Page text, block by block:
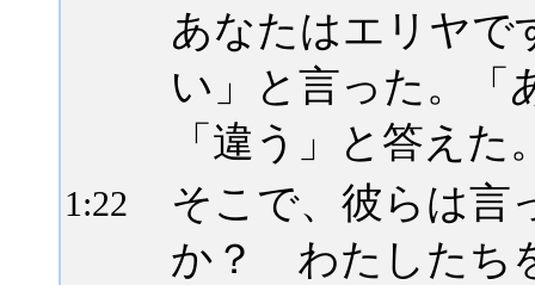
あなたはエリヤで
い」と言った。「
「違う」と答えた
1:22
そこで、彼らは言
か？ わたしたち